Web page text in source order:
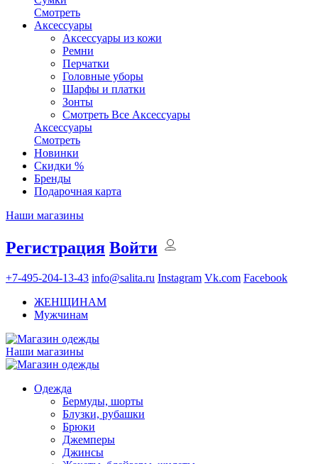
Смотреть
Аксессуары
Аксессуары из кожи
Ремни
Перчатки
Головные уборы
Шарфы и платки
Зонты
Смотреть Все Аксессуары
Аксессуары
Смотреть
Новинки
Скидки %
Бренды
Подарочная карта
Наши магазины
Регистрация Войти
+7-495-204-13-43 info@salita.ru Instagram Vk.com Facebook
ЖЕНЩИНАМ
Мужчинам
Наши магазины
Одежда
Бермуды, шорты
Блузки, рубашки
Брюки
Джемперы
Джинсы